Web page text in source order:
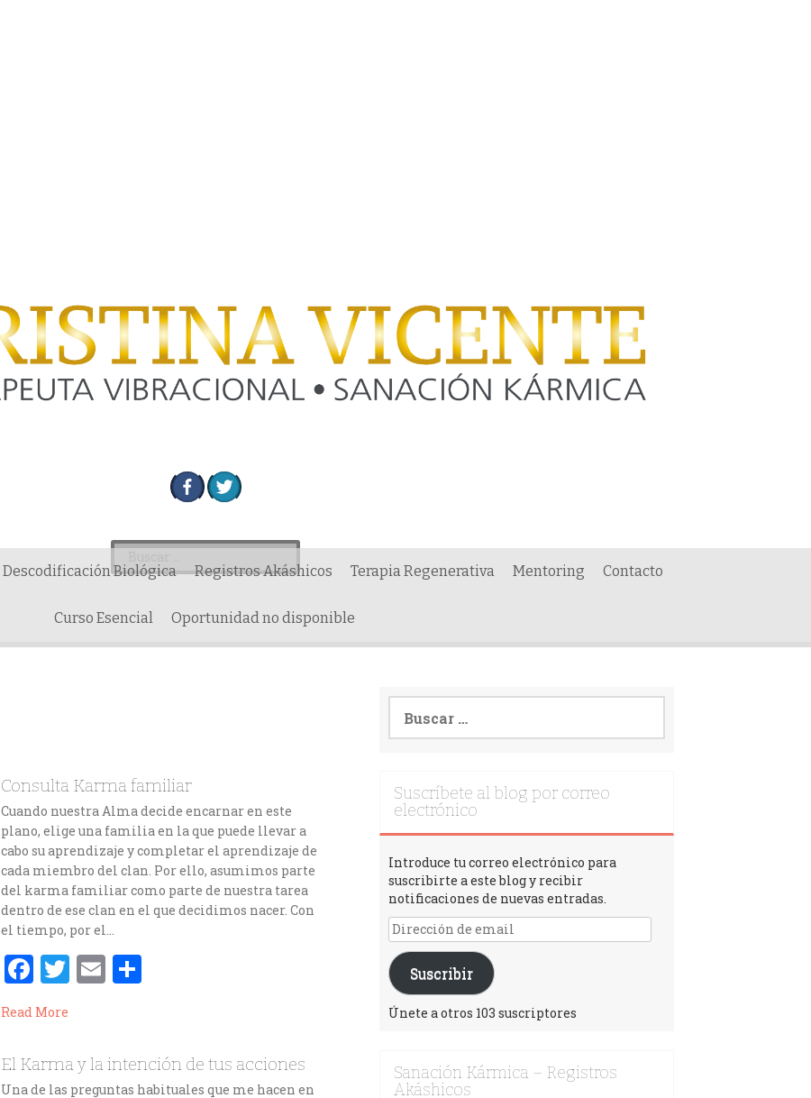
Descodificación Biológica Registros Akáshicos Terapia Regenerativa Mentoring Contacto
Curso Esencial Oportunidad no disponible
Consulta Karma familiar
Cuando nuestra Alma decide encarnar en este
plano, elige una familia en la que puede llevar a
cabo su aprendizaje y completar el aprendizaje de
cada miembro del clan. Por ello, asumimos parte
del karma familiar como parte de nuestra tarea
dentro de ese clan en el que decidimos nacer. Con
el tiempo, por el…
F
a
ce
b
o
T
te
r
E
l p
ar
Read More
El Karma y la intención de tus acciones
Una de las preguntas habituales que me hacen en
Suscríbete al blog por correo
electrónico
Introduce tu correo electrónico para
suscribirte a este blog y recibir
notificaciones de nuevas entradas.
Suscribir
Únete a otros 103 suscriptores
Sanación Kármica – Registros
Akáshicos